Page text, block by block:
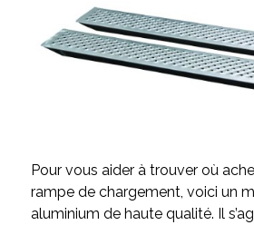
Pour vous aider à trouver où
rampe de chargement, voici un
aluminium de haute qualité. Il